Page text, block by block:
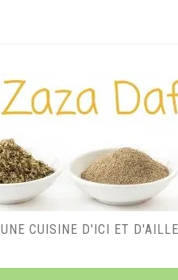
UNE CUISINE D'ICI ET